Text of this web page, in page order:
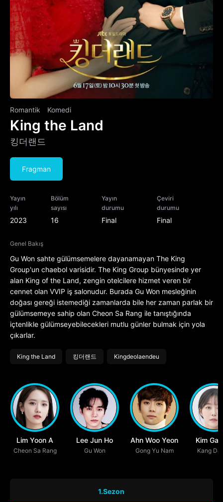
Romantik Komedi
King the Land
킹더랜드
Fragman
Yayın
yılı
2023
Bölüm
sayısı
16
Yayın
durumu
Final
Çeviri
durumu
Final
Genel Bakış
Gu Won sahte gülümsemelere dayanamayan The King
Group'un chaebol varisidir. The King Group bünyesinde yer
alan King of the Land, zengin otelcilere hizmet veren bir
cennet olan VVIP iş salonudur. Burada Gu Won mesleğinin
doğası gereği istemediği zamanlarda bile her zaman parlak bir
gülümsemeye sahip olan Cheon Sa Rang ile tanıştığında
içtenlikle gülümseyebilecekleri mutlu günler bulmak için yola
çıkarlar.
King the Land 킹더랜드 Kingdeolaendeu
Lim Yoon A
Cheon Sa Rang
Lee Jun Ho
Gu Won
Ahn Woo Yeon
Gong Yu Nam
Kim Ga
Kang Da
1.Sezon